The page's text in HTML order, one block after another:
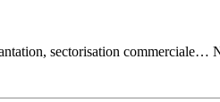
sectorisation commerciale…